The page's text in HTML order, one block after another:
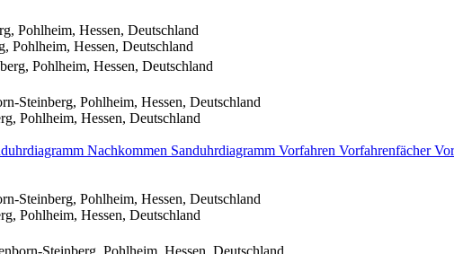
Pohlheim, Hessen, Deutschland
Pohlheim, Hessen, Deutschland
Pohlheim, Hessen, Deutschland
Steinberg, Pohlheim, Hessen, Deutschland
Pohlheim, Hessen, Deutschland
Nachkommen Sanduhrdiagramm Vorfahren Vorfahrenfächer
Steinberg, Pohlheim, Hessen, Deutschland
Pohlheim, Hessen, Deutschland
Steinberg, Pohlheim, Hessen, Deutschland